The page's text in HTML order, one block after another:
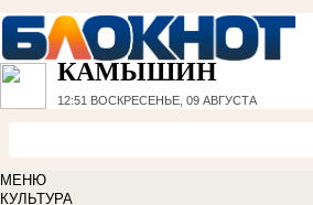
КАМЫШИН
12:51 ВОСКРЕСЕНЬЕ, 09 АВГУСТА
МЕНЮ
КУЛЬТУРА